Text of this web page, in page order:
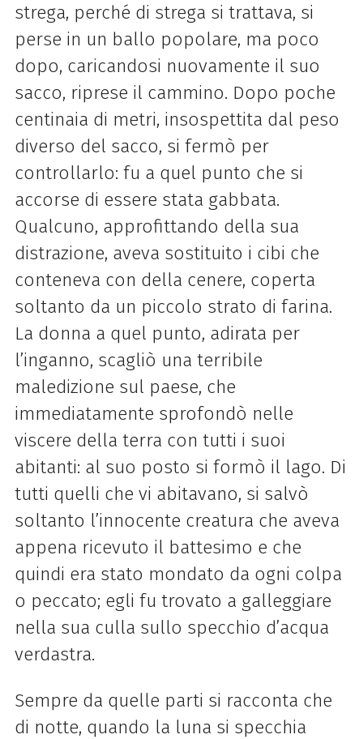
strega, perché di strega si trattava, si
perse in un ballo popolare, ma poco
dopo, caricandosi nuovamente il suo
sacco, riprese il cammino. Dopo poche
centinaia di metri, insospettita dal peso
diverso del sacco, si fermò per
controllarlo: fu a quel punto che si
accorse di essere stata gabbata.
Qualcuno, approfittando della sua
distrazione, aveva sostituito i cibi che
conteneva con della cenere, coperta
soltanto da un piccolo strato di farina.
La donna a quel punto, adirata per
l’inganno, scagliò una terribile
maledizione sul paese, che
immediatamente sprofondò nelle
viscere della terra con tutti i suoi
abitanti: al suo posto si formò il lago. Di
tutti quelli che vi abitavano, si salvò
soltanto l’innocente creatura che aveva
appena ricevuto il battesimo e che
quindi era stato mondato da ogni colpa
o peccato; egli fu trovato a galleggiare
nella sua culla sullo specchio d’acqua
verdastra.
Sempre da quelle parti si racconta che
di notte, quando la luna si specchia